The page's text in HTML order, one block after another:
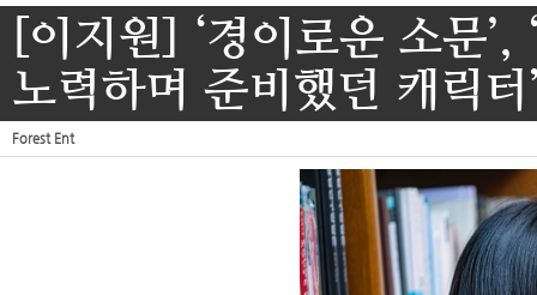
[이지원] ‘경이로운 소문
노력하며 준비했던 캐릭터
Forest Ent